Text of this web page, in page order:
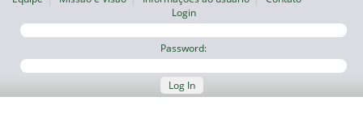
Login
Password:
Log In